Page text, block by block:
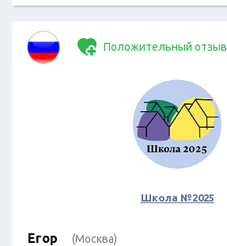
Положительный отзыв
Школа №2025
Егор (Москва)